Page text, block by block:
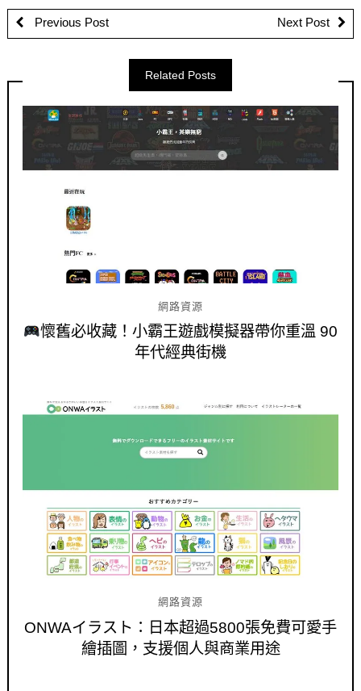
Previous Post Next Post
Related Posts
網路資源
懷舊必收藏！小霸王遊戲模擬器帶你重溫 90
年代經典街機
網路資源
ONWAイラスト：日本超過5800張免費可愛手
繪插圖，支援個人與商業用途